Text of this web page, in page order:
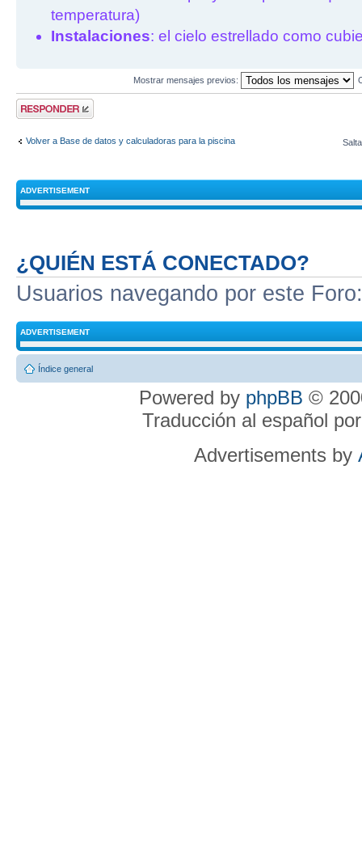
temperatura)
Instalaciones: el cielo estrellado como
Mostrar mensajes previos:
Publicar una
respuesta
Volver a Base de datos y calculadoras para la piscina
ADVERTISEMENT
¿QUIÉN ESTÁ CONECTADO?
Usuarios navegando por este
ADVERTISEMENT
Índice general
Powered by phpBB ©
Traducción al español
Advertisements by